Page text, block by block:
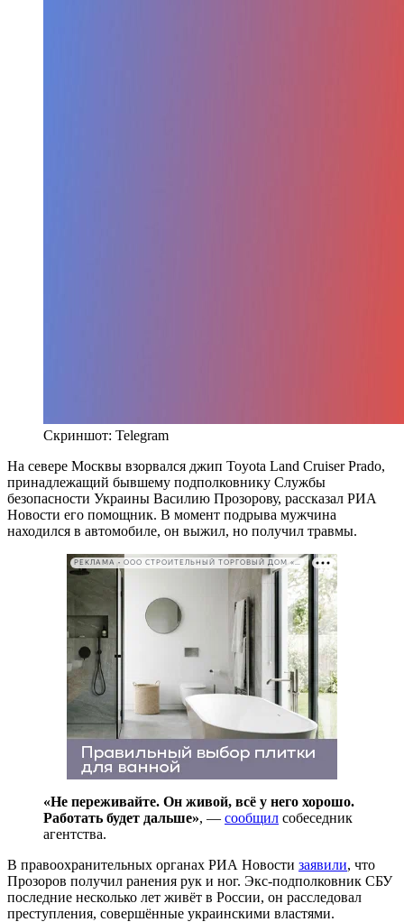
Скриншот: Telegram
На севере Москвы взорвался джип Toyota Land Cruiser Prado,
принадлежащий бывшему подполковнику Службы
безопасности Украины Василию Прозорову, рассказал РИА
Новости его помощник. В момент подрыва мужчина
находился в автомобиле, он выжил, но получил травмы.
РЕКЛАМА • ООО СТРОИТЕЛЬНЫЙ ТОРГОВЫЙ ДОМ «ПЕТРОВИЧ». ИНН: 7802348846
«Не переживайте. Он живой, всё у него хорошо.
Работать будет дальше», — сообщил собеседник
агентства.
В правоохранительных органах РИА Новости заявили, что
Прозоров получил ранения рук и ног. Экс-подполковник СБУ
последние несколько лет живёт в России, он расследовал
преступления, совершённые украинскими властями.